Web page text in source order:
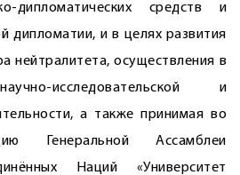
дипломатических средств и
дипломатии, и в целях развития
нейтралитета, осуществления в
исследовательской и
а также принимая во
Генеральной Ассамблеи
Наций «Университет